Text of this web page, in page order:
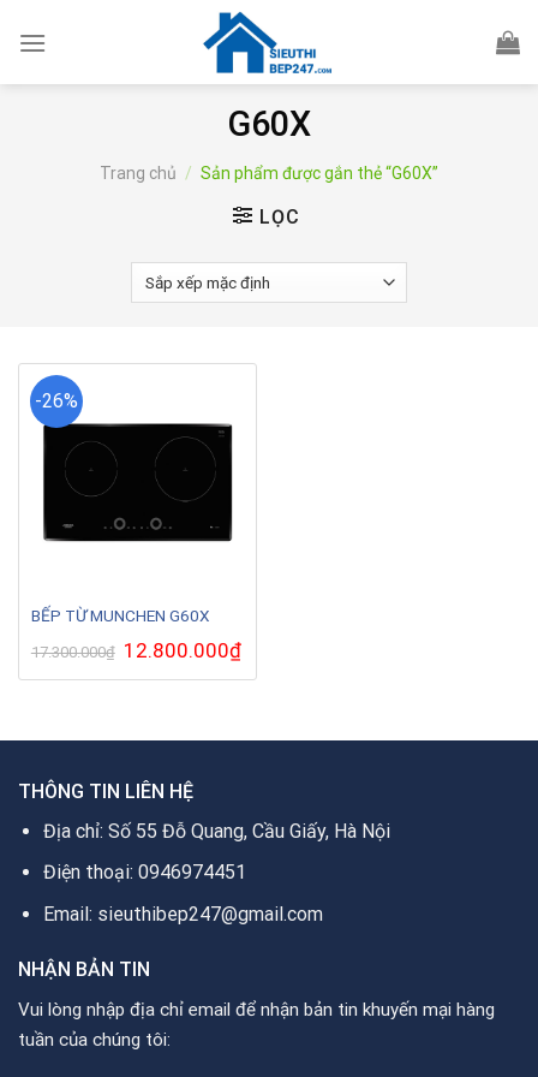
G60X
Trang chủ / Sản phẩm được gắn thẻ “G60X”
LỌC
-26%
BẾP TỪ MUNCHEN G60X
17.300.000₫ Giá
gốc
là:
12.800.000₫Giá
hiện
tại
THÔNG TIN LIÊN HỆ
Địa chỉ: Số 55 Đỗ Quang, Cầu Giấy, Hà Nội
Điện thoại: 0946974451
Email: sieuthibep247@gmail.com
NHẬN BẢN TIN
Vui lòng nhập địa chỉ email để nhận bản tin khuyến mại hàng
tuần của chúng tôi: